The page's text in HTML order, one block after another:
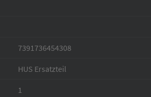
7391736454308
HUS Ersatzteil
1